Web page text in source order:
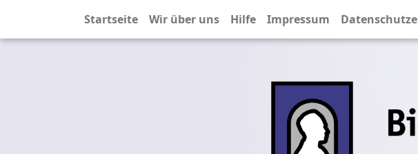
Startseite Wir über uns Hilfe Impressum